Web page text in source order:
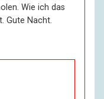
Wie ich das
Gute Nacht.